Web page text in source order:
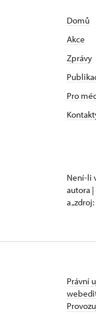
Domů
Akce
Zprávy
Pro
Není-li
autora
a
Právní